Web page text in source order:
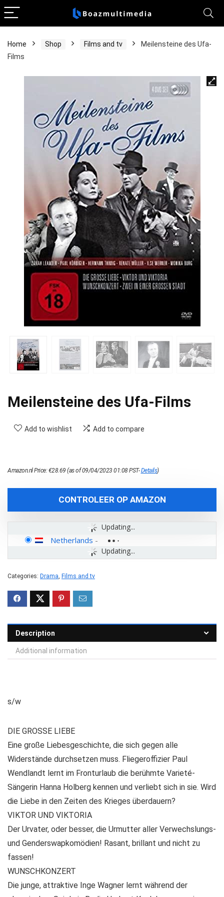
Home Shop Films and tv
Meilensteine des Ufa-
Films
Meilensteine des Ufa-Films
Add to wishlist Add to compare
Amazon.nl Price:€28.69 (as of 09/04/2023 01:08 PST-Details)
CONTROLEER OP AMAZON
Updating...
Updating...
Netherlands -
Categories: Drama Films and tv
Description
Additional information
s/w
DIE GROSSE LIEBE
Eine große Liebesgeschichte, die sich gegen alle
Widerstände durchsetzen muss. Fliegeroffizier Paul
Wendlandt lernt im Fronturlaub die berühmte Varieté-
Sängerin Hanna Holberg kennen und verliebt sich in sie. Wird
die Liebe in den Zeiten des Krieges überdauern?
VIKTOR UND VIKTORIA
Der Urvater, oder besser, die Urmutter aller Verwechslungs-
und Genderswapkomödien! Rasant, brillant und nicht zu
fassen!
WUNSCHKONZERT
Die junge, attraktive Inge Wagner lernt während der